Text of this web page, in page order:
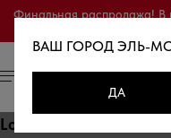
Финальная распродажа! В
Lookbook
ВАШ ГОРОДЭЛЬ-
ДА